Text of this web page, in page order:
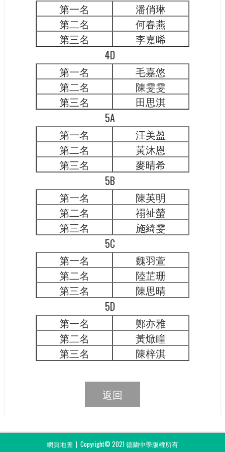
第一名
潘俏琳
第二名
何春燕
第三名
李嘉唏
4D
第一名
毛嘉悠
第二名
陳雯雯
第三名
田思淇
5A
第一名
汪美盈
第二名
黃沐恩
第三名
麥晴希
5B
第一名
陳英明
第二名
禤祉螢
第三名
施綺雯
5C
第一名
魏羽萱
第二名
陸芷珊
第三名
陳思晴
5D
第一名
鄭亦雅
第二名
黃焮瞳
第三名
陳梓淇
返回
網頁地圖 | Copyright© 2021 德蘭中學版權所有